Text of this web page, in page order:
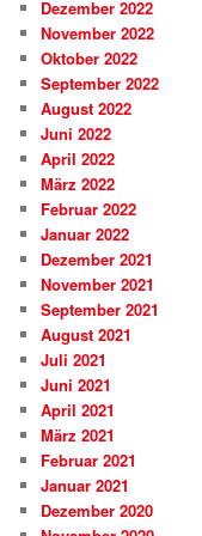
Dezember 2022
November 2022
Oktober 2022
September 2022
August 2022
Juni 2022
April 2022
März 2022
Februar 2022
Januar 2022
Dezember 2021
November 2021
September 2021
August 2021
Juli 2021
Juni 2021
April 2021
März 2021
Februar 2021
Januar 2021
Dezember 2020